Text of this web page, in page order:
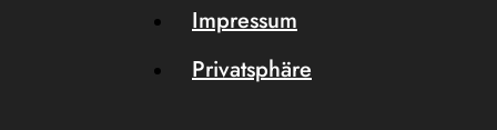
Impressum
Privatsphäre